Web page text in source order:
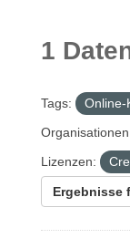
1
Tags: Online-
Lizenzen:
Ergebnisse